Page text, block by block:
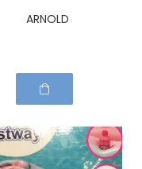
ARNOLD